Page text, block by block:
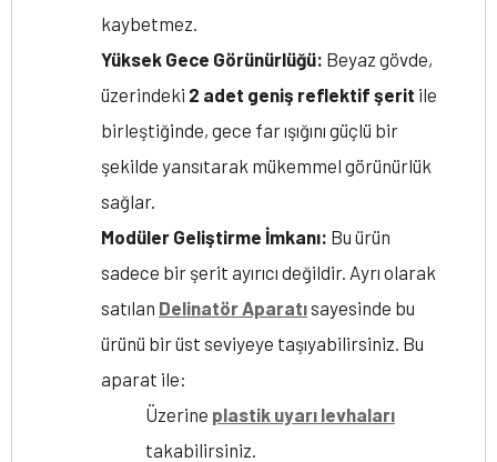
kaybetmez.
Yüksek Gece Görünürlüğü: Beyaz gövde,
üzerindeki 2 adet geniş reflektif şerit ile
birleştiğinde, gece far ışığını güçlü bir
şekilde yansıtarak mükemmel görünürlük
sağlar.
Modüler Geliştirme İmkanı: Bu ürün
sadece bir şerit ayırıcı değildir. Ayrı olarak
satılan Delinatör Aparatısayesinde bu
ürünü bir üst seviyeye taşıyabilirsiniz. Bu
aparat ile:
Üzerine plastik uyarı levhaları
takabilirsiniz.